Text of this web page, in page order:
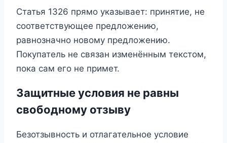
Статья 1326 прямо указывает: принятие, не
соответствующее предложению,
равнозначно новому предложению.
Покупатель не связан изменённым текстом,
пока сам его не примет.
Защитные условия не равны
свободному отзыву
Безотзывность и отлагательное условие